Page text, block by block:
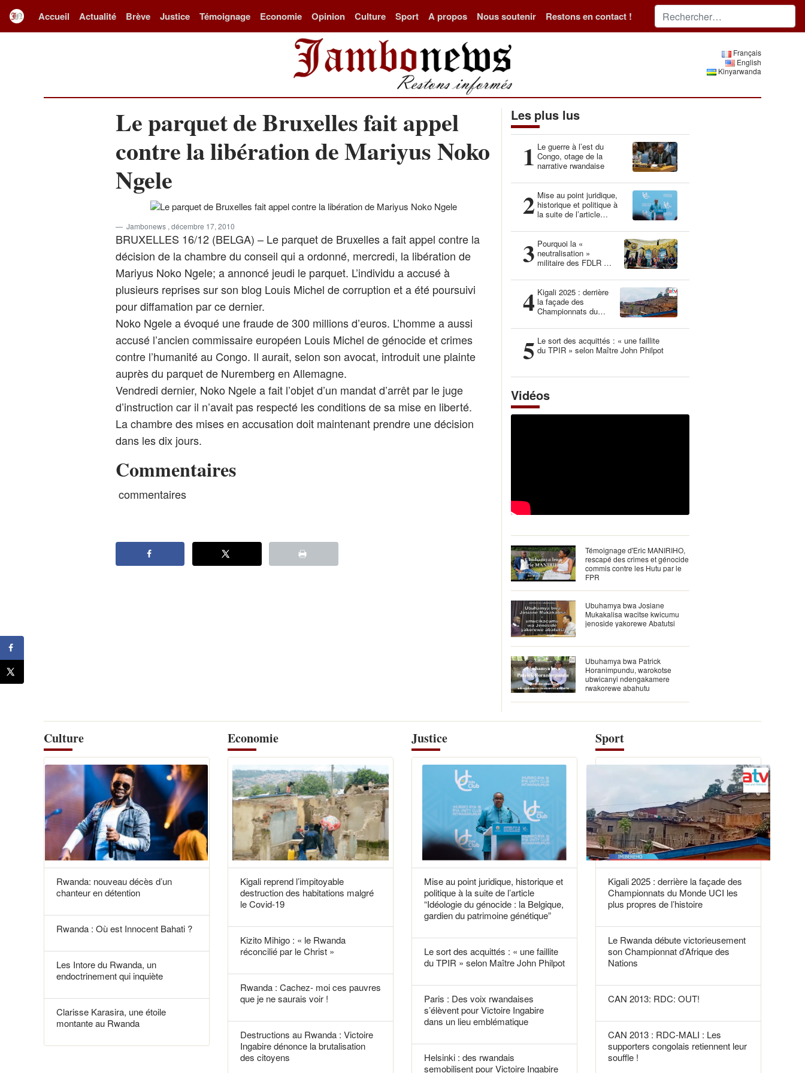
Accueil Actualité Brève Justice Témoignage Economie Opinion Culture Sport A propos Nous soutenir Restons en contact !
Français
English
Kinyarwanda
Le parquet de Bruxelles fait appel
contre la libération de Mariyus Noko
Ngele
Jambonews , décembre 17, 2010
BRUXELLES 16/12 (BELGA) – Le parquet de Bruxelles a fait appel contre la
décision de la chambre du conseil qui a ordonné, mercredi, la libération de
Mariyus Noko Ngele; a annoncé jeudi le parquet. L’individu a accusé à
plusieurs reprises sur son blog Louis Michel de corruption et a été poursuivi
pour diffamation par ce dernier.
Noko Ngele a évoqué une fraude de 300 millions d’euros. L’homme a aussi
accusé l’ancien commissaire européen Louis Michel de génocide et crimes
contre l’humanité au Congo. Il aurait, selon son avocat, introduit une plainte
auprès du parquet de Nuremberg en Allemagne.
Vendredi dernier, Noko Ngele a fait l’objet d’un mandat d’arrêt par le juge
d’instruction car il n’avait pas respecté les conditions de sa mise en liberté.
La chambre des mises en accusation doit maintenant prendre une décision
dans les dix jours.
Commentaires
commentaires
Les plus lus
1 Le guerre à l’est du
Congo, otage de la
narrative rwandaise
2 Mise au point juridique,
historique et politique à
la suite de l’article
la Belgique, gardien du
patrimoine génétique”
3 Pourquoi la «
neutralisation »
militaire des FDLR est
illusion
4 Kigali 2025 : derrière
la façade des
Championnats du
propres de l’histoire
5 Le sort des acquittés : « une faillite
du TPIR » selon Maître John Philpot
Vidéos
Témoignage d'Eric MANIRIHO,
rescapé des crimes et génocide
commis contre les Hutu par le
FPR
Ubuhamya bwa Josiane
Mukakalisa wacitse kwicumu
jenoside yakorewe Abatutsi
Ubuhamya bwa Patrick
Horanimpundu, warokotse
ubwicanyi ndengakamere
rwakorewe abahutu
Culture
Rwanda: nouveau décès d’un
chanteur en détention
Rwanda : Où est Innocent Bahati ?
Les Intore du Rwanda, un
endoctrinement qui inquiète
Clarisse Karasira, une étoile
montante au Rwanda
Economie
Kigali reprend l’impitoyable
destruction des habitations malgré
le Covid-19
Kizito Mihigo : « le Rwanda
réconcilié par le Christ »
Rwanda : Cachez- moi ces pauvres
que je ne saurais voir !
Destructions au Rwanda : Victoire
Ingabire dénonce la brutalisation
des citoyens
Justice
Mise au point juridique, historique et
politique à la suite de l’article
“Idéologie du génocide : la Belgique,
gardien du patrimoine génétique”
Le sort des acquittés : « une faillite
du TPIR » selon Maître John Philpot
Paris : Des voix rwandaises
s’élèvent pour Victoire Ingabire
dans un lieu emblématique
Helsinki : des rwandais
semobilisent pour Victoire Ingabire
Sport
Kigali 2025 : derrière la façade des
Championnats du Monde UCI les
plus propres de l’histoire
Le Rwanda débute victorieusement
son Championnat d’Afrique des
Nations
CAN 2013: RDC: OUT!
CAN 2013 : RDC-MALI : Les
supporters congolais retiennent leur
souffle !